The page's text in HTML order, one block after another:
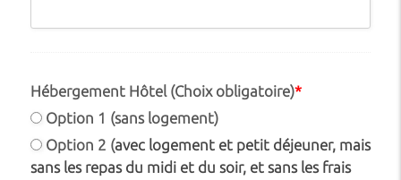
Hébergement Hôtel (Choix obligatoire)*
Option 1 (sans logement)
Option 2 (avec logement et petit déjeuner, mais
sans les repas du midi et du soir, et sans les frais